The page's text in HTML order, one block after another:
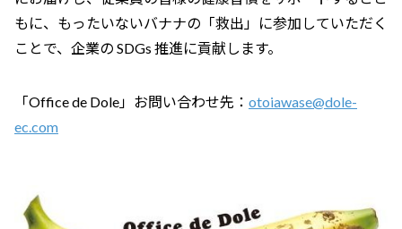
もに、もったいないバナナの「救出」に参加していただく
ことで、企業の SDGs 推進に貢献します。
「Office de Dole」お問い合わせ先： otoiawase@dole-
ec.com